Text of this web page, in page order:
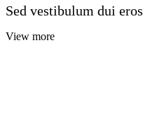
Sed vestibulum dui eros
View more